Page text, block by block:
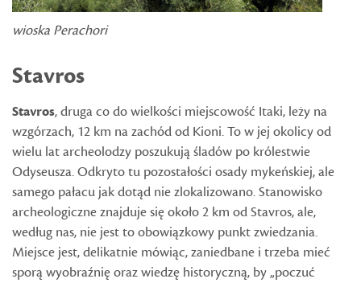
wioska Perachori
Stavros
Stavros, druga co do wielkości miejscowość Itaki, leży na
wzgórzach, 12 km na zachód od Kioni. To w jej okolicy od
wielu lat archeolodzy poszukują śladów po królestwie
Odyseusza. Odkryto tu pozostałości osady mykeńskiej, ale
samego pałacu jak dotąd nie zlokalizowano. Stanowisko
archeologiczne znajduje się około 2 km od Stavros, ale,
według nas, nie jest to obowiązkowy punkt zwiedzania.
Miejsce jest, delikatnie mówiąc, zaniedbane i trzeba mieć
sporą wyobraźnię oraz wiedzę historyczną, by „poczuć